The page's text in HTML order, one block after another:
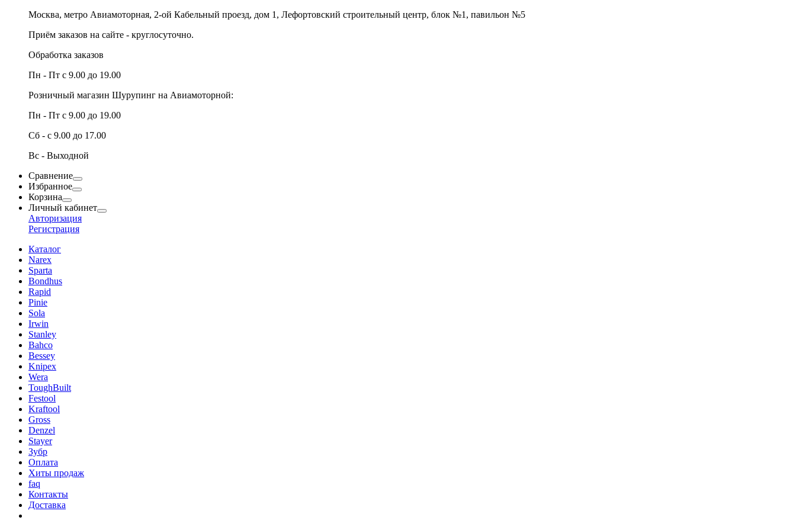
Москва, метро Авиамоторная, 2-ой Кабельный проезд, дом 1, Лефортовский строительный центр, блок №1, павильон №5
Приём заказов на сайте - круглосуточно.
Обработка заказов
Пн - Пт с 9.00 до 19.00
Розничный магазин Шурупинг на Авиамоторной:
Пн - Пт с 9.00 до 19.00
Сб - с 9.00 до 17.00
Вс - Выходной
Сравнение
Избранное
Корзина
Личный кабинет
Авторизация
Регистрация
Каталог
Narex
Sparta
Bondhus
Rapid
Pinie
Sola
Irwin
Stanley
Bahco
Bessey
Knipex
Wera
ToughBuilt
Festool
Kraftool
Gross
Denzel
Stayer
Зубр
Оплата
Хиты продаж
faq
Контакты
Доставка